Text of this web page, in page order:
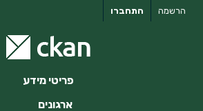
התחברו הרשמה
פריטי מידע
ארגונים